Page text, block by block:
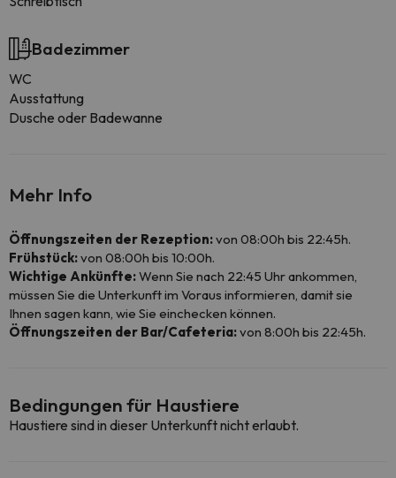
Badezimmer
WC
Ausstattung
Dusche oder Badewanne
Mehr Info
Öffnungszeiten der Rezeption:von 08:00h bis 22:45h.
Frühstück:von 08:00h bis 10:00h.
Wichtige Ankünfte:Wenn Sie nach 22:45 Uhr ankommen,
müssen Sie die Unterkunft im Voraus informieren, damit sie
Ihnen sagen kann, wie Sie einchecken können.
Öffnungszeiten der Bar/Cafeteria:von 8:00h bis 22:45h.
Bedingungen für Haustiere
Haustiere sind in dieser Unterkunft nicht erlaubt.